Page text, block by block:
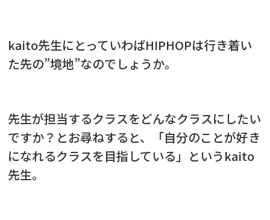
kaito先生にとっていわばHIPHOPは行き着い
た先の”境地”なのでしょうか。
先生が担当するクラスをどんなクラスにしたい
ですか？ とお尋ねすると、「自分のことが好き
になれるクラスを目指している」 というkaito
先生。